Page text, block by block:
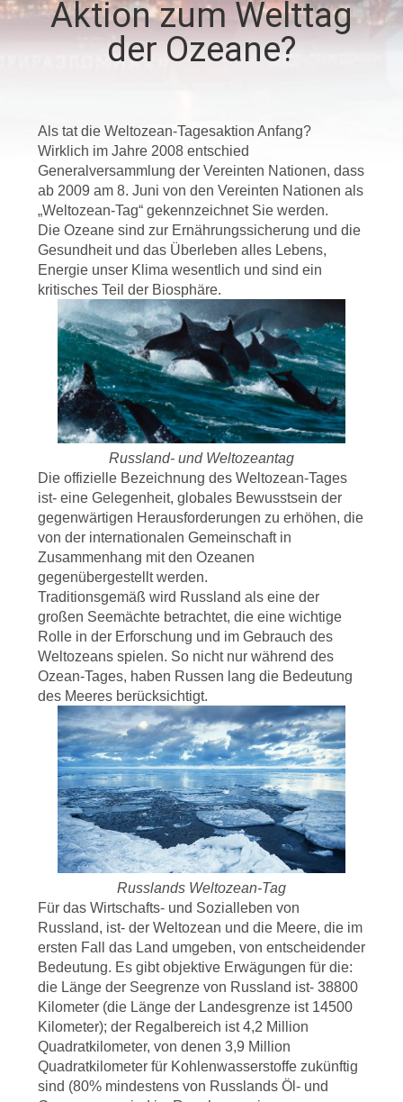
UNS
WERKSBESICHTIGUNG
QUALITÄTSKONTROLLE
NEUIGKEITEN
RECHTSSACHEN
CONTACT
SITEMAP
DATENSCHUTZRICHTLINIE
Aktion zum Welttag
der Ozeane?
Als tat die Weltozean-Tagesaktion Anfang?
Wirklich im Jahre 2008 entschied
Generalversammlung der Vereinten Nationen, dass
ab 2009 am 8. Juni von den Vereinten Nationen als
„Weltozean-Tag“ gekennzeichnet Sie werden.
Die Ozeane sind zur Ernährungssicherung und die
Gesundheit und das Überleben alles Lebens,
Energie unser Klima wesentlich und sind ein
kritisches Teil der Biosphäre.
Russland- und Weltozeantag
Die offizielle Bezeichnung des Weltozean-Tages
ist- eine Gelegenheit, globales Bewusstsein der
gegenwärtigen Herausforderungen zu erhöhen, die
von der internationalen Gemeinschaft in
Zusammenhang mit den Ozeanen
gegenübergestellt werden.
Traditionsgemäß wird Russland als eine der
großen Seemächte betrachtet, die eine wichtige
Rolle in der Erforschung und im Gebrauch des
Weltozeans spielen. So nicht nur während des
Ozean-Tages, haben Russen lang die Bedeutung
des Meeres berücksichtigt.
Russlands Weltozean-Tag
Für das Wirtschafts- und Sozialleben von
Russland, ist- der Weltozean und die Meere, die im
ersten Fall das Land umgeben, von entscheidender
Bedeutung. Es gibt objektive Erwägungen für die:
die Länge der Seegrenze von Russland ist- 38800
Kilometer (die Länge der Landesgrenze ist 14500
Kilometer); der Regalbereich ist 4,2 Million
Quadratkilometer, von denen 3,9 Million
Quadratkilometer für Kohlenwasserstoffe zukünftig
sind (80% mindestens von Russlands Öl- und